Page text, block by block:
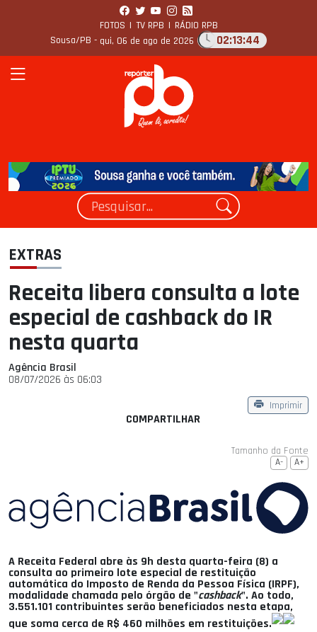
FOTOS | TV RPB | RÁDIO RPB
Sousa/PB - qui, 06 de ago de 2026 02:13:45
EXTRAS
Receita libera consulta a lote
especial de cashback do IR
nesta quarta
Agência Brasil
08/07/2026 às 06:03
Imprimir
COMPARTILHAR
Tamanho da Fonte
A- A+
A Receita Federal abre às 9h desta quarta-feira (8) a
consulta ao primeiro lote especial de restituição
automática do Imposto de Renda da Pessoa Física (IRPF),
modalidade chamada pelo órgão de "cashback". Ao todo,
3.551.101 contribuintes serão beneficiados nesta etapa,
que soma cerca de R$ 460 milhões em restituições.